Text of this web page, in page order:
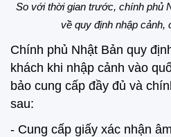
So với thời gian trước, chính phủ
về quy định nhập cảnh,
Chính phủ Nhật Bản quy
khách khi nhập cảnh vào
bảo cung cấp đầy đủ và
sau:
- Cung cấp giấy xác nhận